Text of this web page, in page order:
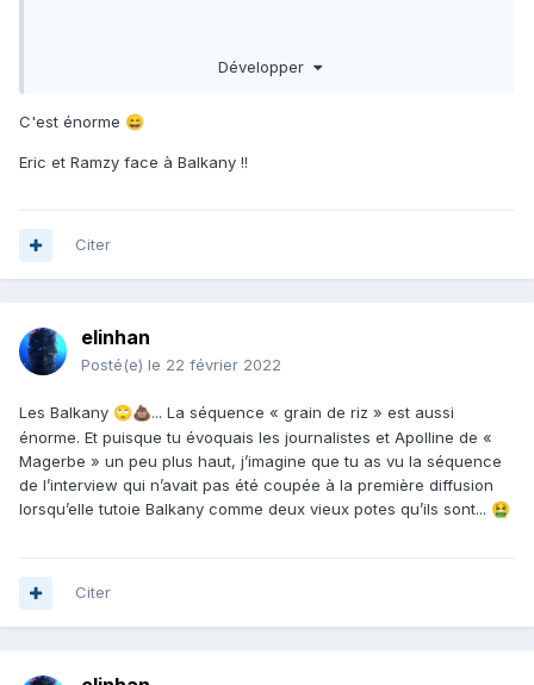
Développer
C'est énorme 😄
Eric et Ramzy face à Balkany !!
Citer
elinhan
Posté(e) le 22 février 2022
Les Balkany 🙄💩... La séquence « grain de riz » est aussi
énorme. Et puisque tu évoquais les journalistes et Apolline de «
Magerbe » un peu plus haut, j’imagine que tu as vu la séquence
de l’interview qui n’avait pas été coupée à la première diffusion
lorsqu’elle tutoie Balkany comme deux vieux potes qu’ils sont... 🤮
Citer